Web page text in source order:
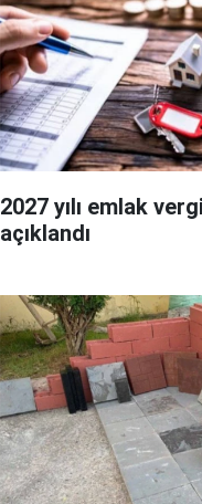
2027 yılı emlak
açıklandı